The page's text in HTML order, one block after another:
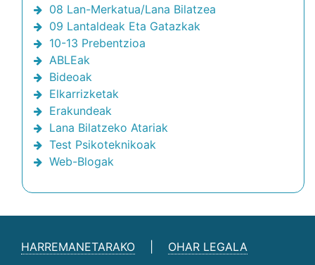
08 Lan-Merkatua/Lana Bilatzea
09 Lantaldeak Eta Gatazkak
10-13 Prebentzioa
ABLEak
Bideoak
Elkarrizketak
Erakundeak
Lana Bilatzeko Atariak
Test Psikoteknikoak
Web-Blogak
HARREMANETARAKO OHAR LEGALA